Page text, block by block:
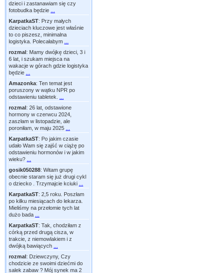
dzieci i zastanawiam się czy
fotobudka będzie
KarpatkaST: Przy małych
dzieciach kluczowe jest właśnie
to co piszesz, minimalna
logistyka. Polecałabym
rozmal: Mamy dwójkę dzieci, 3 i
6 lat, i szukam miejsca na
wakacje w górach gdzie logistyka
będzie
Amazonka: Ten temat jest
poruszony w wątku NPR po
odstawieniu tabletek.
rozmal: 26 lat, odstawione
hormony w czerwcu 2024,
zaszłam w listopadzie, ale
poroniłam, w maju 2025
KarpatkaST: Po jakim czasie
udało Wam się zajść w ciążę po
odstawieniu hormonów i w jakim
wieku?
gosik050288: Witam grupę
obecnie staram się już drugi cykl
o dziecko . Trzymajcie kciuki
KarpatkaST: 2,5 roku. Poszłam
po kilku miesiącach do lekarza.
Mieliśmy na przełomie tych lat
dużo bada
KarpatkaST: Tak, chodziłam z
córką przed drugą cisza, w
trakcie, z niemowlakiem i z
dwójką bawiących
rozmal: Dziewczyny, Czy
chodzicie ze swoimi dziećmi do
salek zabaw ? Mój synek ma 2